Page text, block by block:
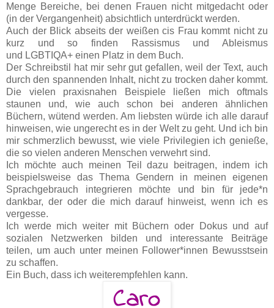
Menge Bereiche, bei denen Frauen nicht mitgedacht oder
(in der Vergangenheit) absichtlich unterdrückt werden.
Auch der Blick abseits der weißen cis Frau kommt nicht zu
kurz und so finden Rassismus und Ableismus
und LGBTIQA+ einen Platz in dem Buch.
Der Schreibstil hat mir sehr gut gefallen, weil der Text, auch
durch den spannenden Inhalt, nicht zu trocken daher kommt.
Die vielen praxisnahen Beispiele ließen mich oftmals
staunen und, wie auch schon bei anderen ähnlichen
Büchern, wütend werden. Am liebsten würde ich alle darauf
hinweisen, wie ungerecht es in der Welt zu geht. Und ich bin
mir schmerzlich bewusst, wie viele Privilegien ich genieße,
die so vielen anderen Menschen verwehrt sind.
Ich möchte auch meinen Teil dazu beitragen, indem ich
beispielsweise das Thema Gendern in meinen eigenen
Sprachgebrauch integrieren möchte und bin für jede*n
dankbar, der oder die mich darauf hinweist, wenn ich es
vergesse.
Ich werde mich weiter mit Büchern oder Dokus und auf
sozialen Netzwerken bilden und interessante Beiträge
teilen, um auch unter meinen Follower*innen Bewusstsein
zu schaffen.
Ein Buch, dass ich weiterempfehlen kann.